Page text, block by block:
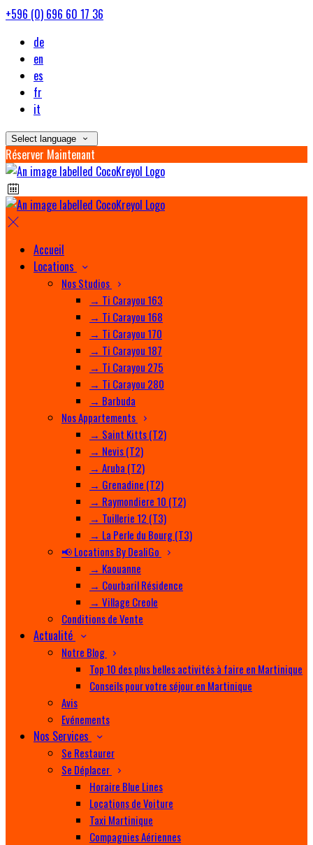
+596 (0) 696 60 17 36
de
en
es
fr
it
Select language
Réserver Maintenant
Accueil
Locations
Nos Studios
→ Ti Carayou 163
→ Ti Carayou 168
→ Ti Carayou 170
→ Ti Carayou 187
→ Ti Carayou 275
→ Ti Carayou 280
→ Barbuda
Nos Appartements
→ Saint Kitts (T2)
→ Nevis (T2)
→ Aruba (T2)
→ Grenadine (T2)
→ Raymondiere 10 (T2)
→ Tuillerie 12 (T3)
→ La Perle du Bourg (T3)
📢 Locations By DealiGo
→ Kaouanne
→ Courbaril Résidence
→ Village Creole
Conditions de Vente
Actualité
Notre Blog
Top 10 des plus belles activités à faire en Martinique
Conseils pour votre séjour en Martinique
Avis
Evénements
Nos Services
Se Restaurer
Se Déplacer
Horaire Blue Lines
Locations de Voiture
Taxi Martinique
Compagnies Aériennes